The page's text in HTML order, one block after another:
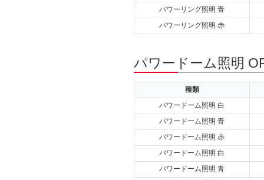
パワーリング照明 青
パワーリング照明 赤
パワードーム照明
種類
パワードーム照明 白
パワードーム照明 青
パワードーム照明 赤
パワードーム照明 白
パワードーム照明 青